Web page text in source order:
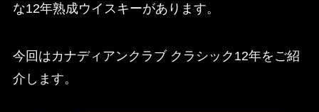
な12年熟成ウイスキーがあります。
今回はカナディアンクラブ クラシック12年をご紹
介します。